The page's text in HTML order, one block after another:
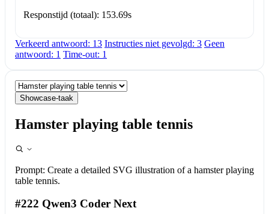
Responstijd (totaal): 153.69s
Verkeerd antwoord: 13 Instructies niet gevolgd: 3 Geen
antwoord: 1 Time-out: 1
Showcase-taak
Hamster playing table tennis
Prompt: Create a detailed SVG illustration of a hamster playing
table tennis.
#222 Qwen3 Coder Next